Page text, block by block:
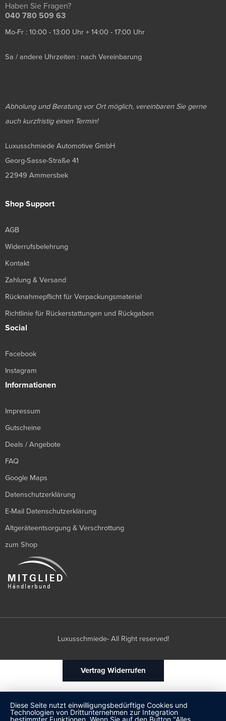
Haben Sie Fragen?
040 780 509 63
Mo-Fr : 10:00 - 13:00 Uhr + 14:00 - 17:00 Uhr
Sa / andere Uhrzeiten : nach Vereinbarung
Abholung und Beratung vor Ort möglich, vereinbaren Sie gerne
auch kurzfristig einen Termin!
Luxusschmiede Automotive GmbH
Georg-Sasse-Straße 41
22949 Ammersbek
Shop Support
AGB
Widerrufsbelehrung
Kontakt
Zahlung & Versand
Rücknahmepflicht für Verpackungsmaterial
Richtlinie für Rückerstattungen und Rückgaben
Social
Facebook
Instagram
Informationen
Impressum
Gutscheine
Deals / Angebote
FAQ
Google Maps
Datenschutzerklärung
E-Mail Datenschutzerklärung
Altgeräteentsorgung & Verschrottung
zum Shop
Luxusschmiede- All Right reserved!
Vertrag Widerrufen
Diese Seite nutzt einwilligungsbedürftige Cookies und
Technologien von Drittunternehmen zur Integration
bestimmter Funktionen. Wenn Sie auf den Button "Alles